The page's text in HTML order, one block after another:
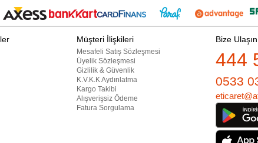
Müşteri İlişkileri
Mesafeli Satış Sözleşmesi
Üyelik Sözleşmesi
Gizlilik & Güvenlik
K.V.K.K Aydınlatma
Kargo Takibi
Alışverişsiz Ödeme
Fatura Sorgulama
Bize Ulaşın
444
0533